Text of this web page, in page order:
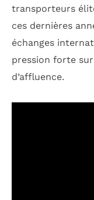
transporteurs
ces dernières
échanges
pression forte
d’affluence.